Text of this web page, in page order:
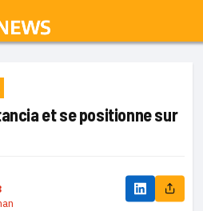
et se positionne sur